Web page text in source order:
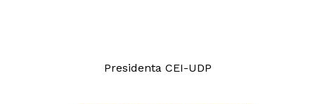
Presidenta CEI-UDP